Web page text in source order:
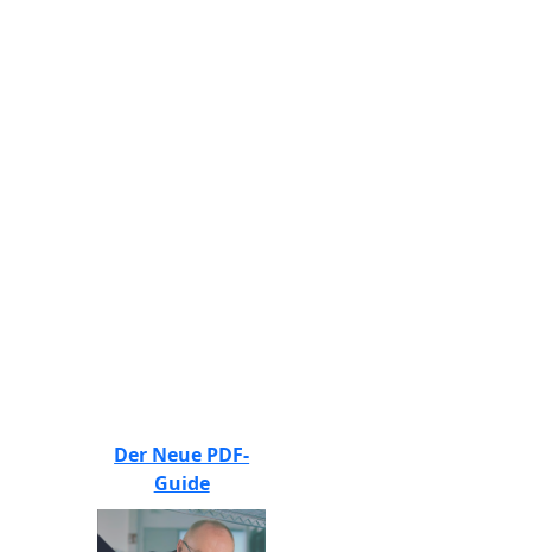
Der Neue PDF-
Guide